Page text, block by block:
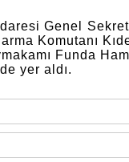
Genel
Komutanı
Funda
yer aldı.